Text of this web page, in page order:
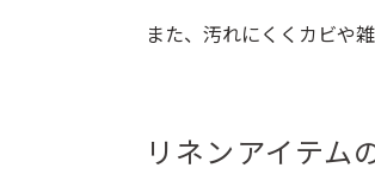
また、汚れにくくカビや
リネンアイテム